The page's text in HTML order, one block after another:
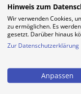
Einer der ersten
Neckarsulm
Hinweis zum
Wir verwenden Cookies,
zu ermöglichen. Es
gesetzt. Darüber hinaus
Zur Datenschutzerklärung
Anpassen